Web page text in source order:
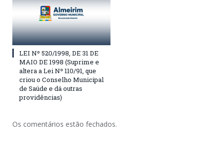
LEI Nº 520/1998, DE 31 DE
MAIO DE 1998 (Suprime e
altera a Lei Nº 110/91, que
criou o Conselho Municipal
de Saúde e dá outras
providências)
Os comentários estão fechados.